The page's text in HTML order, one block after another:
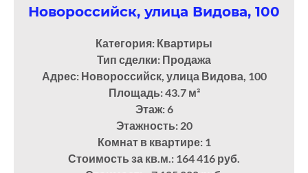
Новороссийск, улица Видова, 100
Категория: Квартиры
Тип сделки: Продажа
Адрес: Новороссийск, улица Видова, 100
Площадь: 43.7м²
Этаж: 6
Этажность: 20
Комнат в квартире: 1
Стоимость за кв.м.: 164 416 руб.